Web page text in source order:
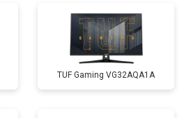
TUF Gaming VG32AQA1A